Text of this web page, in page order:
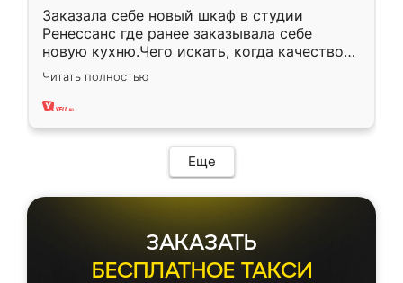
Заказала себе новый шкаф в студии
Ренессанс где ранее заказывала себе
новую кухню.Чего искать, когда качеством
вполне довольна. Служит кухня уже почти
два года, нареканий нет.
Читать полностью
Еще
ЗАКАЗАТЬ
БЕСПЛАТНОЕ ТАКСИ